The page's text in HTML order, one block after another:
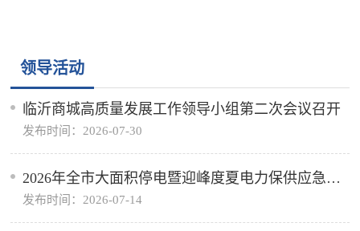
领导活动
临沂商城高质量发展工作领导小组第二次会议召开
发布时间：2026-07-30
2026年全市大面积停电暨迎峰度夏电力保供应急演
练活动举行
发布时间：2026-07-14